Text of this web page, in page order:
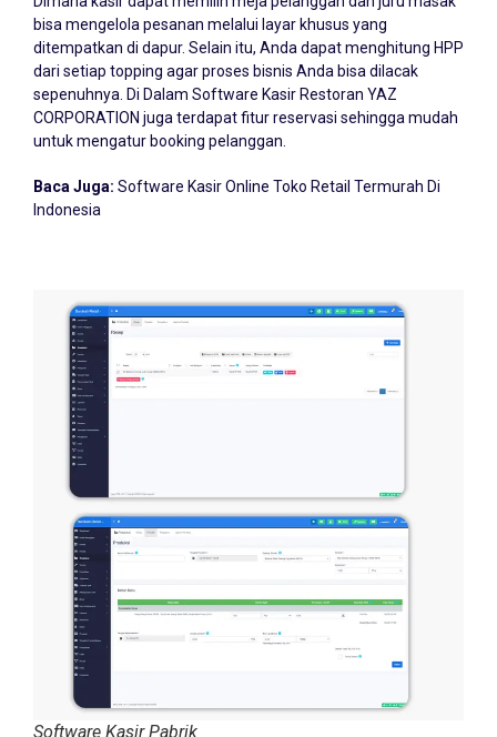
ditempatkan di dapur. Selain itu, Anda dapat menghitung HPP
dari setiap topping agar proses bisnis Anda bisa dilacak
sepenuhnya. Di Dalam Software Kasir Restoran YAZ
CORPORATION juga terdapat fitur reservasi sehingga mudah
untuk mengatur booking pelanggan.
Indonesia
Software Kasir Pabrik